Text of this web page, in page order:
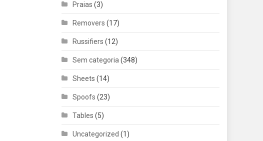
Praias (3)
Removers (17)
Russifiers (12)
Sem categoria (348)
Sheets (14)
Spoofs (23)
Tables (5)
Uncategorized (1)